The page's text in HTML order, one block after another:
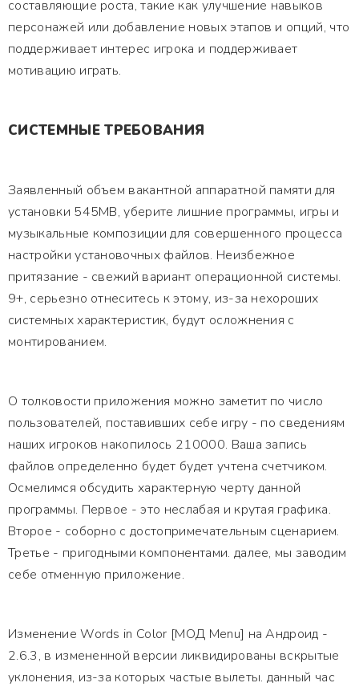
составляющие роста, такие как улучшение навыков
персонажей или добавление новых этапов и опций, что
поддерживает интерес игрока и поддерживает
мотивацию играть.
СИСТЕМНЫЕ ТРЕБОВАНИЯ
Заявленный объем вакантной аппаратной памяти для
установки 545MB, уберите лишние программы, игры и
музыкальные композиции для совершенного процесса
настройки установочных файлов. Неизбежное
притязание - свежий вариант операционной системы.
9+, серьезно отнеситесь к этому, из-за нехороших
системных характеристик, будут осложнения с
монтированием.
О толковости приложения можно заметит по число
пользователей, поставивших себе игру - по сведениям
наших игроков накопилось 210000. Ваша запись
файлов определенно будет будет учтена счетчиком.
Осмелимся обсудить характерную черту данной
программы. Первое - это неслабая и крутая графика.
Второе - соборно с достопримечательным сценарием.
Третье - пригодными компонентами. далее, мы заводим
себе отменную приложение.
Изменение Words in Color [МОД Menu] на Андроид -
2.6.3, в измененной версии ликвидированы вскрытые
уклонения, из-за которых частые вылеты. данный час